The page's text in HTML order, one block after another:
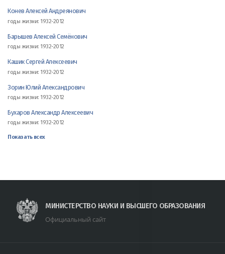
Конев Алексей Андреянович
годы жизни: 1932-2012
Барышев Алексей Семёнович
годы жизни: 1932-2012
Кашик Сергей Алексеевич
годы жизни: 1932-2012
Зорин Юлий Александрович
годы жизни: 1932-2012
Бухаров Александр Алексеевич
годы жизни: 1932-2012
Показать всех
МИНИСТЕРСТВО НАУКИ И ВЫСШЕГО ОБРАЗОВАНИЯ
Официальный сайт